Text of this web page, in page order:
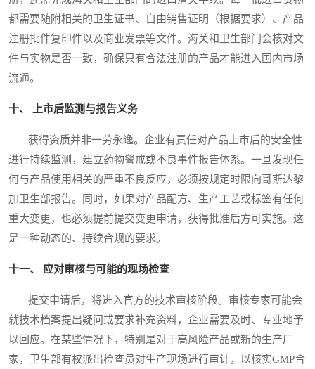
都需要随附相关的卫生证书、自由销售证明（根据要求）、产品
注册批件复印件以及商业发票等文件。海关和卫生部门会核对文
件与实物是否一致，确保只有合法注册的产品才能进入国内市场
流通。
十、 上市后监测与报告义务
获得资质并非一劳永逸。企业有责任对产品上市后的安全性
进行持续监测，建立药物警戒或不良事件报告体系。一旦发现任
何与产品使用相关的严重不良反应，必须按规定时限向哥斯达黎
加卫生部报告。同时，如果对产品配方、生产工艺或标签有任何
重大变更，也必须提前提交变更申请，获得批准后方可实施。这
是一种动态的、持续合规的要求。
十一、 应对审核与可能的现场检查
提交申请后，将进入官方的技术审核阶段。审核专家可能会
就技术档案提出疑问或要求补充资料，企业需要及时、专业地予
以回应。在某些情况下，特别是对于高风险产品或新的生产厂
家，卫生部有权派出检查员对生产现场进行审计，以核实GMP合